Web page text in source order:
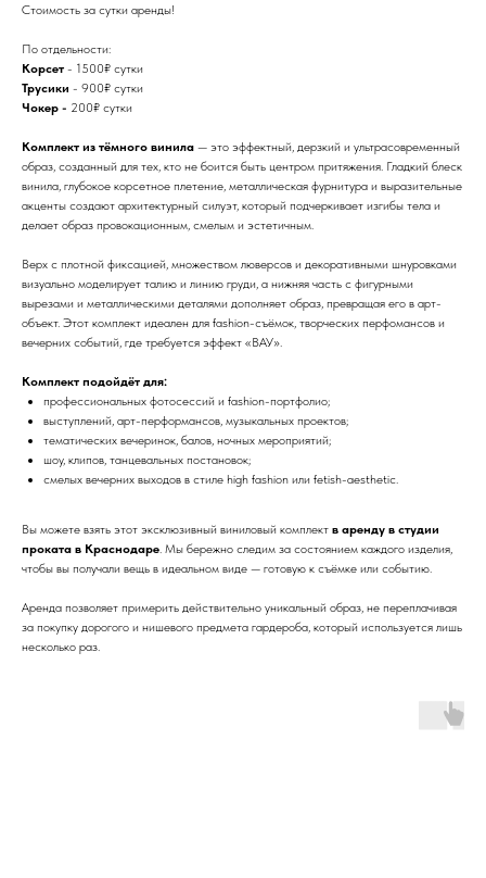
Стоимость за сутки аренды!
По отдельности:
Корсет - 1500₽ сутки
Трусики - 900₽ сутки
Чокер - 200₽ сутки
Комплект из тёмного винила — это эффектный, дерзкий и ультрасовременный
образ, созданный для тех, кто не боится быть центром притяжения. Гладкий блеск
винила, глубокое корсетное плетение, металлическая фурнитура и выразительные
акценты создают архитектурный силуэт, который подчеркивает изгибы тела и
делает образ провокационным, смелым и эстетичным.
Верх с плотной фиксацией, множеством люверсов и декоративными шнуровками
визуально моделирует талию и линию груди, а нижняя часть с фигурными
вырезами и металлическими деталями дополняет образ, превращая его в арт-
объект. Этот комплект идеален для fashion-съёмок, творческих перфомансов и
вечерних событий, где требуется эффект «ВАУ».
Комплект подойдёт для:
профессиональных фотосессий и fashion-портфолио;
выступлений, арт-перформансов, музыкальных проектов;
тематических вечеринок, балов, ночных мероприятий;
шоу, клипов, танцевальных постановок;
смелых вечерних выходов в стиле high fashion или fetish-aesthetic.
Вы можете взять этот эксклюзивный виниловый комплект в аренду в студии
проката в Краснодаре. Мы бережно следим за состоянием каждого изделия,
чтобы вы получали вещь в идеальном виде — готовую к съёмке или событию.
Аренда позволяет примерить действительно уникальный образ, не переплачивая
за покупку дорогого и нишевого предмета гардероба, который используется лишь
несколько раз.